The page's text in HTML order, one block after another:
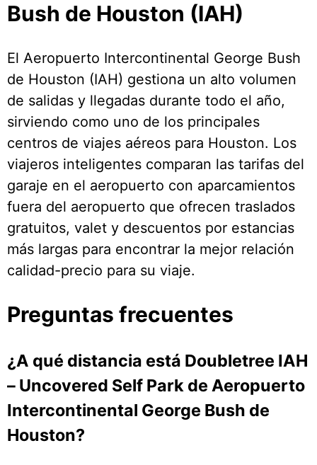
Bush de Houston (IAH)
El Aeropuerto Intercontinental George Bush
de Houston (IAH) gestiona un alto volumen
de salidas y llegadas durante todo el año,
sirviendo como uno de los principales
centros de viajes aéreos para Houston. Los
viajeros inteligentes comparan las tarifas del
garaje en el aeropuerto con aparcamientos
fuera del aeropuerto que ofrecen traslados
gratuitos, valet y descuentos por estancias
más largas para encontrar la mejor relación
calidad-precio para su viaje.
Preguntas frecuentes
¿A qué distancia está Doubletree IAH
– Uncovered Self Park de Aeropuerto
Intercontinental George Bush de
Houston?